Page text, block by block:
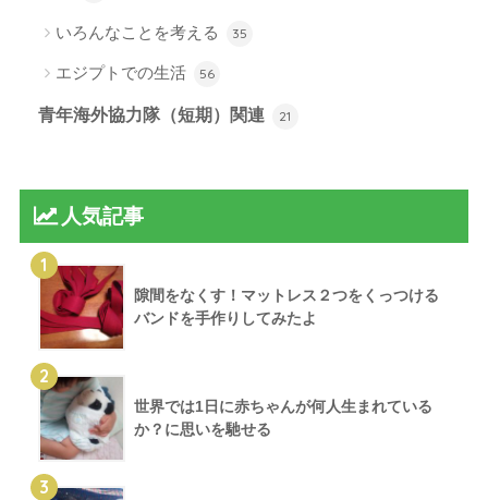
いろんなことを考える 35
エジプトでの生活 56
青年海外協力隊（短期）関連 21
人気記事
1
隙間をなくす！マットレス２つをくっつける
バンドを手作りしてみたよ
2
世界では1日に赤ちゃんが何人生まれている
か？に思いを馳せる
3